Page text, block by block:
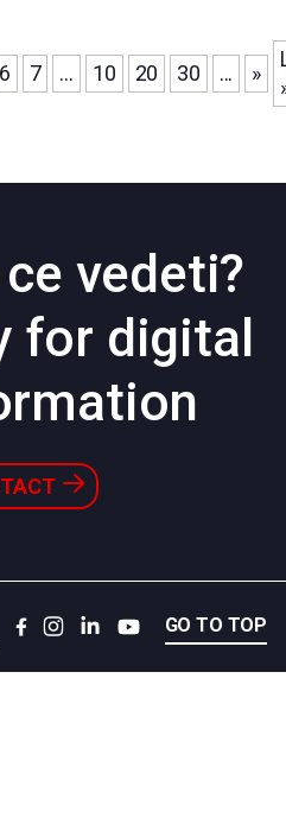
6 7 ... 10 20 30 ... »
vedeti?
for digital
GO TO TOP